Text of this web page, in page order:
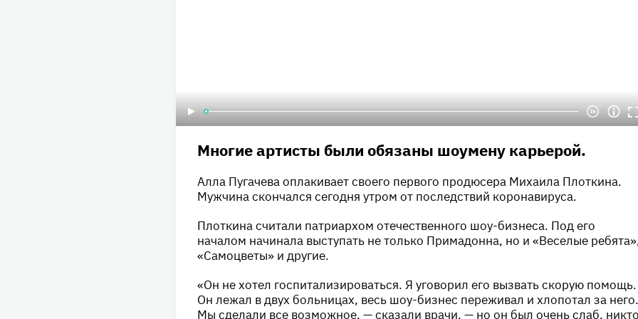
Многие артисты были обязаны шоумену карьерой.
Алла Пугачева оплакивает своего первого продюсера Михаила Плоткина.
Мужчина скончался сегодня утром от последствий коронавируса.
Плоткина считали патриархом отечественного шоу-бизнеса. Под его
началом начинала выступать не только Примадонна, но и «Веселые
«Самоцветы» и другие.
«Он не хотел госпитализироваться. Я уговорил его вызвать скорую помощь.
Он лежал в двух больницах, весь шоу-бизнес переживал и хлопотал за него.
Мы сделали все возможное, — сказали врачи, — но он был очень слаб, никто